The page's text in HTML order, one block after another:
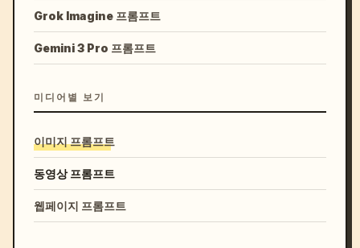
Grok Imagine 프롬프트
Gemini 3 Pro 프롬프트
미디어별 보기
이미지 프롬프트
동영상 프롬프트
웹페이지 프롬프트